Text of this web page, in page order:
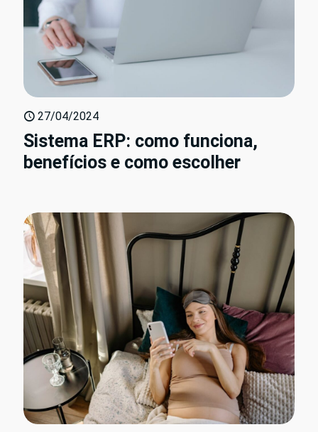
27/04/2024
Sistema ERP: como funciona,
benefícios e como escolher